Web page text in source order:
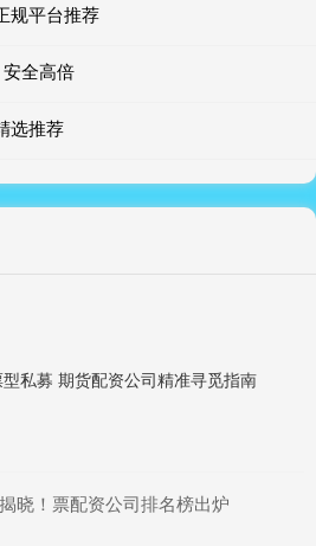
规平台推荐
全高倍
选推荐
型私募 期货配资公司精准寻觅指南
晓！票配资公司排名榜出炉